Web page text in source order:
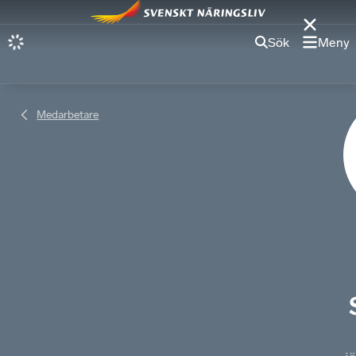
Sök Meny
Medarbetare